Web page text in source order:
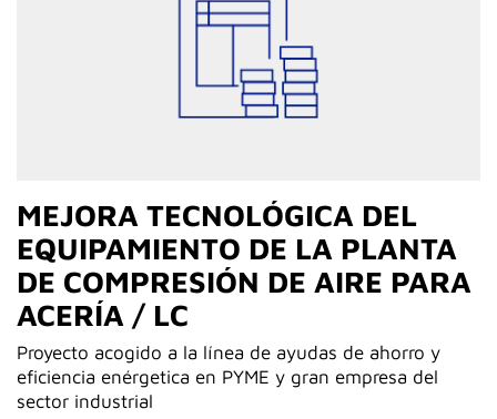
MEJORA TECNOLÓGICA DEL
EQUIPAMIENTO DE LA PLANTA
DE COMPRESIÓN DE AIRE PARA
ACERÍA / LC
Proyecto acogido a la línea de ayudas de ahorro y
eficiencia enérgetica en PYME y gran empresa del
sector industrial